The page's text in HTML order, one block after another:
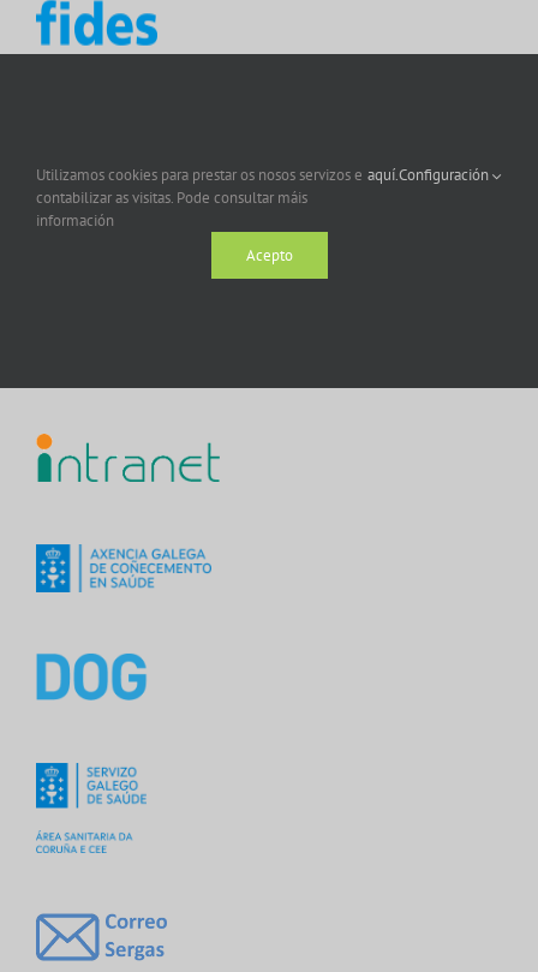
Utilizamos cookies para prestar os nosos servizos e
contabilizar as visitas. Pode consultar máis
información
aquí.Configuración
Acepto